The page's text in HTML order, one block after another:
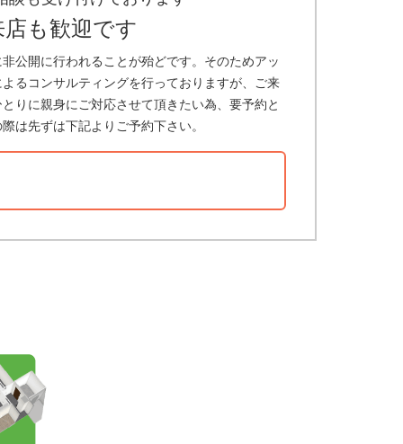
店も歓迎です
公開に行われることが殆どです。そのためアッ
るコンサルティングを行っておりますが、ご来
りに親身にご対応させて頂きたい為、要予約と
は先ずは下記よりご予約下さい。